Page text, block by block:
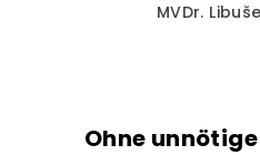
MVDr.
Ohne